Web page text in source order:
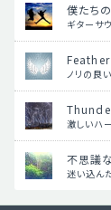
僕たち
ギターサ
ノリの良
激しいハ
不思議
迷い込ん